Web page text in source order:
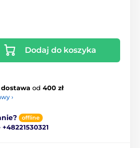
Dodaj do koszyka
od 400 zł
›
offline
+48221530321